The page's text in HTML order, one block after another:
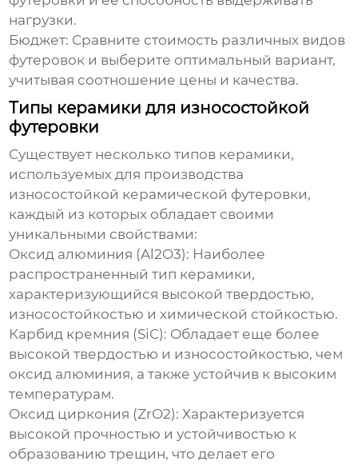
нагрузки.
Бюджет: Сравните стоимость различных видов
футеровок и выберите оптимальный вариант,
учитывая соотношение цены и качества.
Типы керамики для износостойкой
футеровки
Существует несколько типов керамики,
используемых для производства
износостойкой керамической футеровки,
каждый из которых обладает своими
уникальными свойствами:
Оксид алюминия (Al2O3): Наиболее
распространенный тип керамики,
характеризующийся высокой твердостью,
износостойкостью и химической стойкостью.
Карбид кремния (SiC): Обладает еще более
высокой твердостью и износостойкостью, чем
оксид алюминия, а также устойчив к высоким
температурам.
Оксид циркония (ZrO2): Характеризуется
высокой прочностью и устойчивостью к
образованию трещин, что делает его